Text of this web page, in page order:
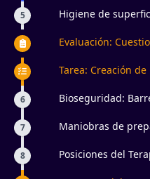
5 Higiene de
Evaluación:
Tarea: Creación
6 Bioseguridad:
7 Maniobras de
8 Posiciones del